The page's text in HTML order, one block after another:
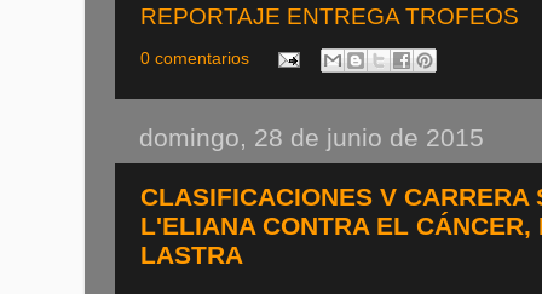
REPORTAJE ENTREGA TROFEOS
0 comentarios
domingo, 28 de junio de 2015
CLASIFICACIONES V CARRERA
L'ELIANA CONTRA EL CÁNCER,
LASTRA